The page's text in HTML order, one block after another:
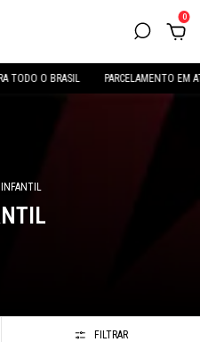
0
PARCELAMENTO EM ATÉ 6X SEM
INFANTIL
FILTRAR